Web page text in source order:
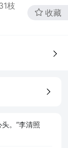
枝
收藏
。”李清照